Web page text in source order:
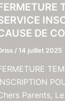
DE
/ 14 juillet 2025
Parents,